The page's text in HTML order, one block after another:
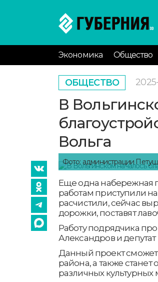
Экономика Общество
ОБЩЕСТВО
В
Вольга
Фото: администрации
Еще одна набережная
работам приступили
расчистили, сейчас
дорожки, поставят
Работу подрядчика
Александров и
Данный проект
района, а также
различных